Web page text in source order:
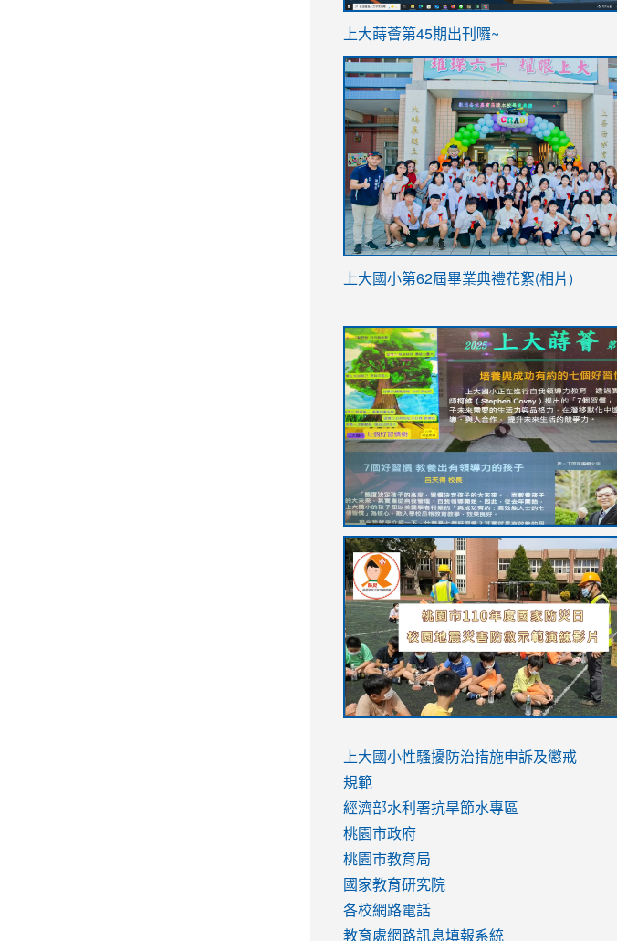
ink
https://sites.google.com/stes.tyc.edu.tw/
link
https://sites.google.com/stes.tyc.edu.tw/
上大蒔薈第45期出刊囉~
link
YfDQppRvyMk686kIw6SBbssEIZ6WnT/
usp=sharing
上大國小第62屆畢業典禮花絮(相片)
to
https://drive.google.com/file/d/1I-
YfDQppRvyMk686kIw6SBbssEIZ6WnT/
usp=sharing
to
https://sites.google.com/stes.tyc.edu.tw/
link
to
https://sites.google.com/stes.tyc.edu.tw/
link
to
https://drive.google.com/file/d/
usp=sharing
link
to
https://youtu.be/jJOMVWY3-
8M
link
to
https://drive.google.com/file/d/
usp=sharing
to
https://www.youtube.com/watch?
v=hC_gdZndU9s
to
https://www.youtube.com/watch?
v=hC_gdZndU9s
link
to
https://www.youtube.com/watch?
v=mfpNykQ0g4M
上大國小性騷擾防治措施申訴及懲戒
規範
經濟部水利署抗旱節水專區
桃園市政府
桃園市教育局
國家教育研究院
各校網路電話
教育處網路訊息填報系統